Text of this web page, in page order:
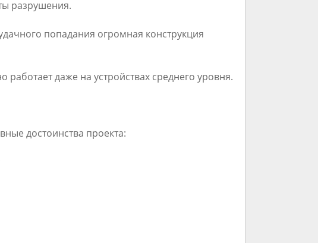
разрушения.
попадания огромная конструкция
даже на устройствах среднего уровня.
достоинства проекта: